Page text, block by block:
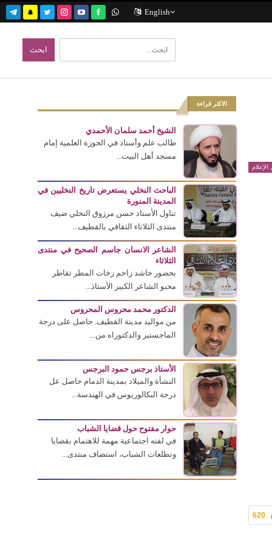
English
620
الاكثر قراءة
الشيخ أحمد سلمان الأحمدي
طالب علم وأستاذ في الحوزة العلمية إمام
مسجد أهل البيت...
الباحث النخلي يستعرض تاريخ النخليين في
المدينة المنورة
تناول الأستاذ حسن مرزوق النخلي ضيف
منتدى الثلاثاء الثقافي بالقطيف...
الشاعر الانسان جاسم الصحيح في منتدى
الثلاثاء
بحضور حاشد زاحم زخات المطر تقاطر
محبو الشاعر الكبير الأستاذ...
الدكتور محمد محروس المحروس
من مواليد مدينة القطيف. حاصل على درجة
الماجستير والدكتوراه من...
الأستاذ برجس حمود البرجس
النشأة والميلاد بمدينة الدمام حاصل عل
درجة البكالوريوس في الهندسة...
حوار مفتوح حول قضايا الشباب
في لفته اجتماعية مهمة للاهتمام بقضايا
وتطلعات الشباب، استضاف منتدى...